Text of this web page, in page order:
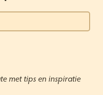
met tips en inspiratie